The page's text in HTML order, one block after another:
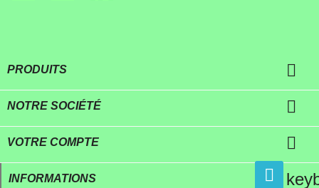
PRODUITS 
NOTRE SOCIÉTÉ 
VOTRE COMPTE 
INFORMATIONS